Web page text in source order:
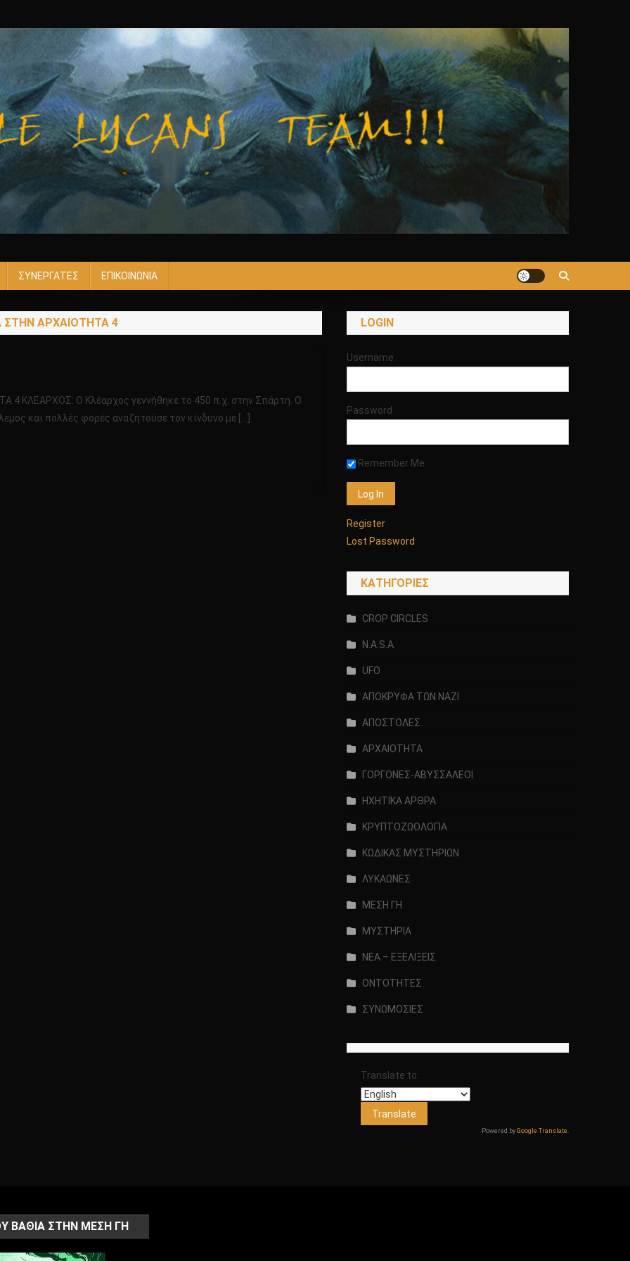
ΣΥΝΕΡΓΑΤΕΣ ΕΠΙΚΟΙΝΩΝΙΑ
ΑΡΧΑΙΟΤΗΤΑ 4
ΚΛΕΑΡΧΟΣ: Ο Κλέαρχος γεννήθηκε το 450 π.χ. στην Σπάρτη. Ο
και πολλές φορές αναζητούσε τον κίνδυνο με […]
LOGIN
Username
Password
Remember Me
Register
Lost Password
KΑΤΗΓΟΡΊΕΣ
CROP CIRCLES
N.A.S.A.
UFO
ΑΠΟΚΡΥΦΑ ΤΩΝ ΝΑΖΙ
ΑΠΟΣΤΟΛΕΣ
ΑΡΧΑΙΟΤΗΤΑ
ΓΟΡΓΟΝΕΣ-ΑΒΥΣΣΑΛΕΟΙ
ΗΧΗΤΙΚΑ ΑΡΘΡΑ
ΚΡΥΠΤΟΖΩΟΛΟΓΙΑ
ΚΩΔΙΚΑΣ ΜΥΣΤΗΡΙΩΝ
ΛΥΚΑΩΝΕΣ
ΜΕΣΗ ΓΗ
ΜΥΣΤΗΡΙΑ
ΝΕΑ – ΕΞΕΛΙΞΕΙΣ
ΟΝΤΟΤΗΤΕΣ
ΣΥΝΩΜΟΣΙΕΣ
Translate to:
Powered by Google Translate .
ΒΑΘΙΑ ΣΤΗΝ ΜΕΣΗ ΓΗ